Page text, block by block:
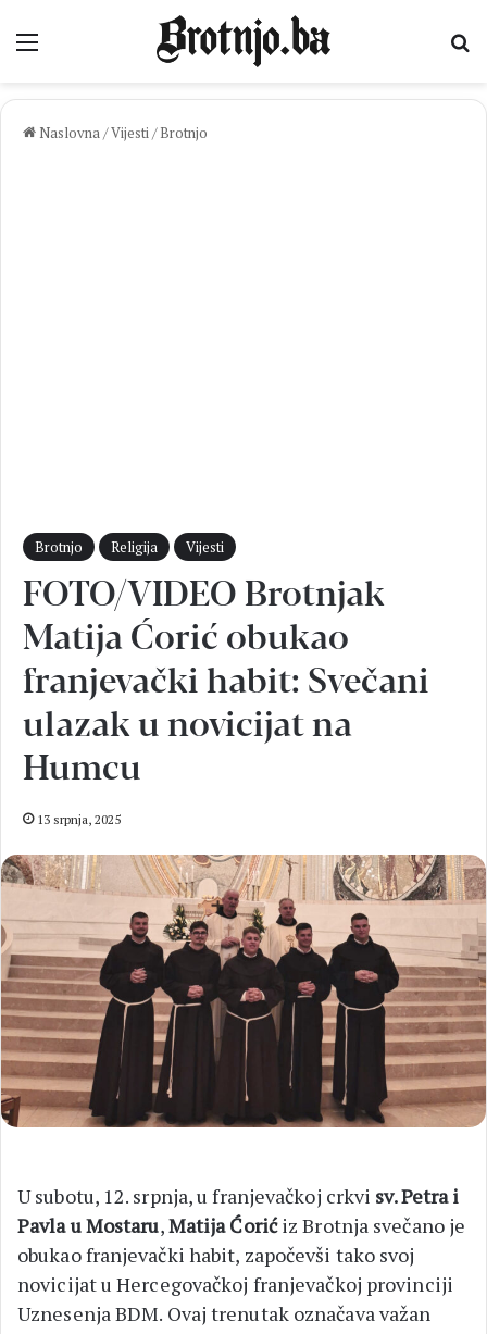
Izbornik
Naslovna/Vijesti/ Brotnjo
Brotnjo Religija Vijesti
FOTO/VIDEO Brotnjak
Matija Ćorić obukao
franjevački habit: Svečani
ulazak u novicijat na
Humcu
13 srpnja, 2025
U subotu, 12. srpnja, u franjevačkoj crkvi sv. Petra i
Pavla u Mostaru,Matija Ćorićiz Brotnja svečano je
obukao franjevački habit, započevši tako svoj
novicijat u Hercegovačkoj franjevačkoj provinciji
Uznesenja BDM. Ovaj trenutak označava važan